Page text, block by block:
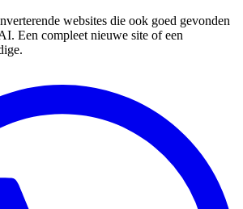
websites die ook goed gevonden
Een compleet nieuwe site of een